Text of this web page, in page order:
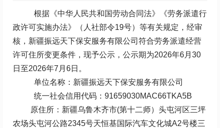
根据《中华人民共和国劳动合同法》《劳务派遣行
政许可实施办法》（人社部令19号）等有关规定，经审
核， 新疆振远天下保安服务有限公司符合劳务派遣经营
许可住所变更条件，现予公示，公示期为2026年6月30
日至2026年7月6日。
单位名称：新疆振远天下保安服务有限公司
统一社会信用代码：91659030MAC66TKA5B
原住所：新疆乌鲁木齐市(第十二师）头屯河区三坪
农场头屯河公路2345号天恒基国际汽车文化城A2号楼三